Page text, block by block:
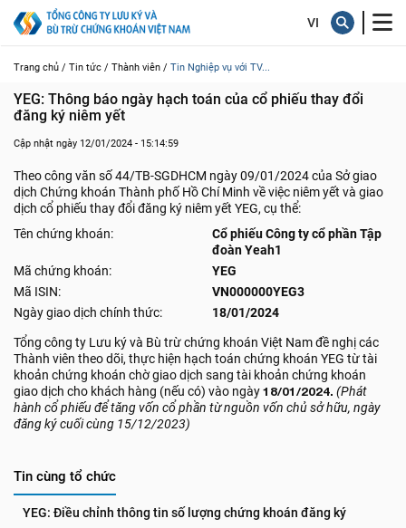
Trang chủ / Tin tức / Thành viên / Tin Nghiệp vụ với TV...
YEG: Thông báo ngày hạch toán của cổ phiếu thay đổi
đăng ký niêm yết
Cập nhật ngày 12/01/2024 - 15:14:59
Theo công văn số 44/TB-SGDHCM ngày 09/01/2024 của Sở giao
dịch Chứng khoán Thành phố Hồ Chí Minh về việc niêm yết và giao
dịch cổ phiếu thay đổi đăng ký niêm yết YEG, cụ thể:
Tên chứng khoán:
Cổ phiếu Công ty cổ phần Tập
đoàn Yeah1
Mã chứng khoán:
YEG
Mã ISIN:
VN000000YEG3
Ngày giao dịch chính thức:
18/01/2024
Tổng công ty Lưu ký và Bù trừ chứng khoán Việt Nam đề nghị các
Thành viên theo dõi, thực hiện hạch toán chứng khoán YEG từ tài
khoản chứng khoán chờ giao dịch sang tài khoản chứng khoán
giao dịch cho khách hàng (nếu có) vào ngày18/01/2024. (Phát
hành cổ phiếu để tăng vốn cổ phần từ nguồn vốn chủ sở hữu, ngày
đăng ký cuối cùng 15/12/2023)
Tin cùng tổ chức
YEG: Điều chỉnh thông tin số lượng chứng khoán đăng ký